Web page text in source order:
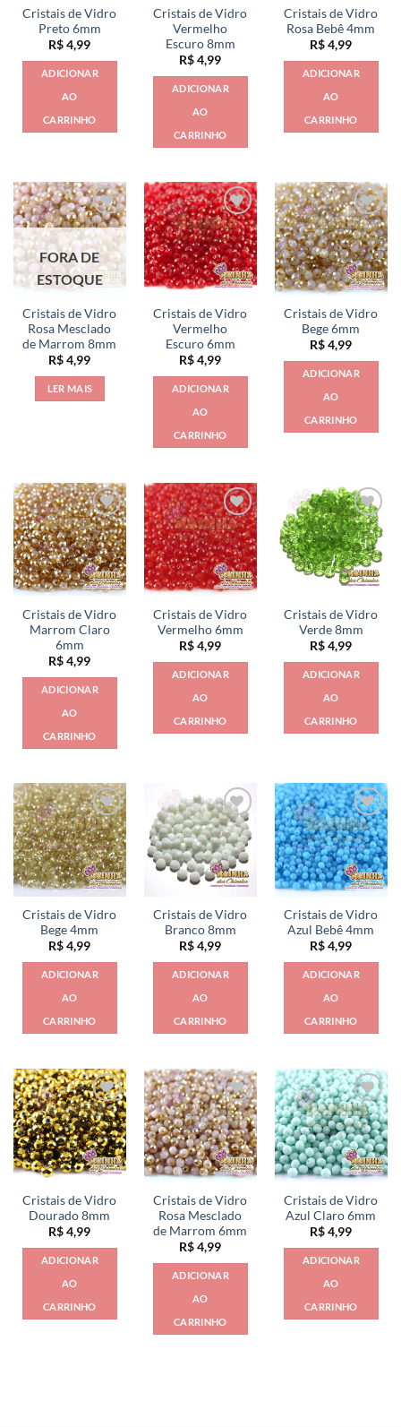
Cristais de Vidro
Preto 6mm
R$4,99
ADICIONAR
AO
CARRINHO
Cristais de Vidro
Vermelho
Escuro 8mm
R$4,99
ADICIONAR
AO
CARRINHO
Cristais de Vidro
Rosa Bebê 4mm
R$4,99
ADICIONAR
AO
CARRINHO
FORA DE
ESTOQUE
Cristais de Vidro
Rosa Mesclado
de Marrom 8mm
R$4,99
LER MAIS
Cristais de Vidro
Vermelho
Escuro 6mm
R$4,99
ADICIONAR
AO
CARRINHO
Cristais de Vidro
Bege 6mm
R$4,99
ADICIONAR
AO
CARRINHO
Cristais de Vidro
Marrom Claro
6mm
R$4,99
ADICIONAR
AO
CARRINHO
Cristais de Vidro
Vermelho 6mm
R$4,99
ADICIONAR
AO
CARRINHO
Cristais de Vidro
Verde 8mm
R$4,99
ADICIONAR
AO
CARRINHO
Cristais de Vidro
Bege 4mm
R$4,99
ADICIONAR
AO
CARRINHO
Cristais de Vidro
Branco 8mm
R$4,99
ADICIONAR
AO
CARRINHO
Cristais de Vidro
Azul Bebê 4mm
R$4,99
ADICIONAR
AO
CARRINHO
Cristais de Vidro
Dourado 8mm
R$4,99
ADICIONAR
AO
CARRINHO
Cristais de Vidro
Rosa Mesclado
de Marrom 6mm
R$4,99
ADICIONAR
AO
CARRINHO
Cristais de Vidro
Azul Claro 6mm
R$4,99
ADICIONAR
AO
CARRINHO